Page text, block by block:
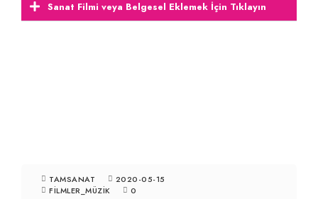
Sanat Filmi veya Belgesel Eklemek İçin Tıklayın
TAMSANAT
2020-05-15
FILMLER_MÜZIK
0